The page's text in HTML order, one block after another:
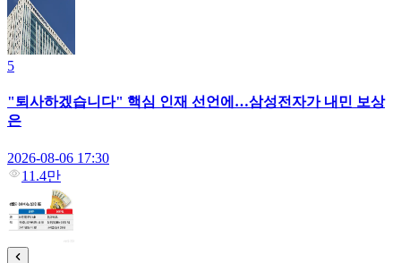
5
"퇴사하겠습니다" 핵심 인재 선언에…삼성전자가 내민 보상
은
2026-08-06 17:30
11.4만